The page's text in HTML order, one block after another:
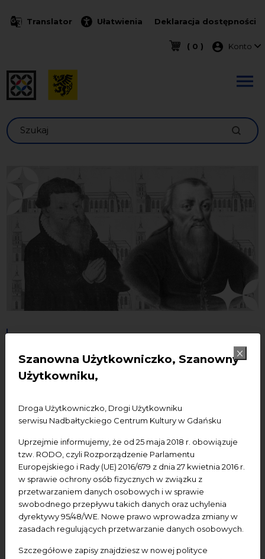
Szanowna Użytkowniczko, Szanowny
Użytkowniku,
Droga Użytkowniczko, Drogi Użytkowniku
serwisu Nadbałtyckiego Centrum Kultury w Gdańsku
Uprzejmie informujemy, że od 25 maja 2018 r. obowiązuje
tzw. RODO, czyli Rozporządzenie Parlamentu
Europejskiego i Rady (UE) 2016/679 z dnia 27 kwietnia 2016 r.
w sprawie ochrony osób fizycznych w związku z
przetwarzaniem danych osobowych i w sprawie
swobodnego przepływu takich danych oraz uchylenia
dyrektywy 95/48/WE. Nowe prawo wprowadza zmiany w
zasadach regulujących przetwarzanie danych osobowych.
Szczegółowe zapisy znajdziesz w nowej polityce
Translator Ułatwienia Deklaracja dostępności
( 0 ) Menu
Konto
Szukaj
Borzęcki czy Hutzing? Jak bp
Uchański oddał kościół św.
Jana w ręce luteran | Wykład
XXIX
Dziedzictwo kulturowe wydarzenia bezpłatne
wydarzenie dostępne Wykład
Dodaj do kalendarza GoogleDodaj do iCal